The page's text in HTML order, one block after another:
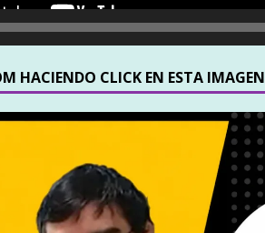
HACIENDO CLICK EN ESTA IMAGEN